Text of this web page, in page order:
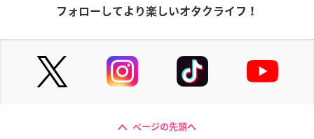
フォローしてより楽しいオタクライフ！
ページの先頭へ